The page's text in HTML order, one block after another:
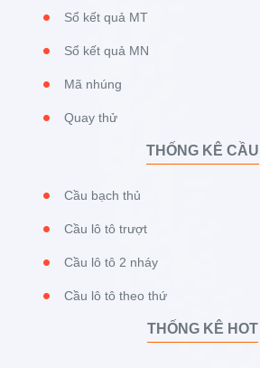
Sổ kết quả MT
Sổ kết quả MN
Mã nhúng
Quay thử
THỐNG KÊ CẦU
Cầu bạch thủ
Cầu lô tô trượt
Cầu lô tô 2 nháy
Cầu lô tô theo thứ
THỐNG KÊ HOT